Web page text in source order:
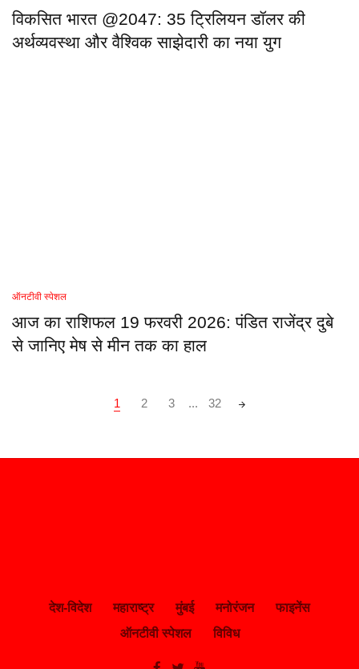
विकसित भारत @2047: 35 ट्रिलियन डॉलर की
अर्थव्यवस्था और वैश्विक साझेदारी का नया युग
ऑनटीवी स्पेशल
आज का राशिफल 19 फरवरी 2026: पंडित राजेंद्र दुबे
से जानिए मेष से मीन तक का हाल
1 2 3 ... 32
देश-विदेश महाराष्ट्र मुंबई मनोरंजन
फाइनेंस
ऑनटीवी स्पेशल
विविध